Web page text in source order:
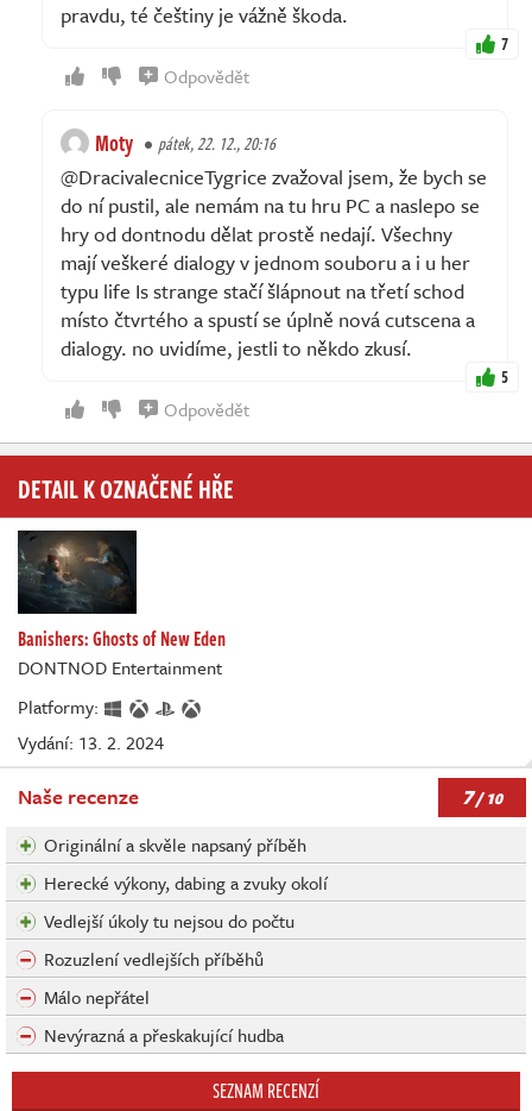
pravdu, té češtiny je vážně škoda.
7
Odpovědět
Moty pátek, 22. 12., 20:16
@DracivalecniceTygrice zvažoval jsem, že bych se
do ní pustil, ale nemám na tu hru PC a naslepo se
hry od dontnodu dělat prostě nedají. Všechny
mají veškeré dialogy v jednom souboru a i u her
typu life Is strange stačí šlápnout na třetí schod
místo čtvrtého a spustí se úplně nová cutscena a
dialogy. no uvidíme, jestli to někdo zkusí.
5
Odpovědět
DETAIL K OZNAČENÉ HŘE
Banishers: Ghosts of New Eden
DONTNOD Entertainment
Platformy:
Vydání: 13. 2. 2024
Naše recenze 7/ 10
Originální a skvěle napsaný příběh
Herecké výkony, dabing a zvuky okolí
Vedlejší úkoly tu nejsou do počtu
Rozuzlení vedlejších příběhů
Málo nepřátel
Nevýrazná a přeskakující hudba
SEZNAM RECENZÍ